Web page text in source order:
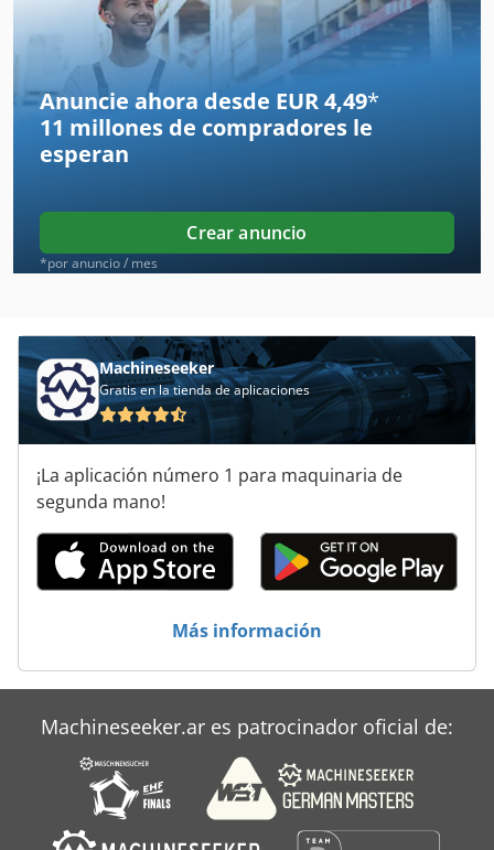
Da 160
Dmu 125 P Hi-Dyn
Eisele Lms
Eisele Vms 120
Eisele Vms Ii
Gildemeister Ctv 250
Hitachi Eh 1100
Hitachi Zx 160
Lagun L 1600
Maho Mh 1600 S
Makino A 77
Makino Mc 86
Migatronic Ldh 160
Taladro Hidraulico
Anuncie ahora desde EUR 4,49*
11 millones de compradores le
esperan
Crear anuncio
*por anuncio / mes
Machineseeker
Gratis en la tienda de aplicaciones
¡La aplicación número 1 para maquinaria de
segunda mano!
Más información
Machineseeker.ar es patrocinador oficial de: